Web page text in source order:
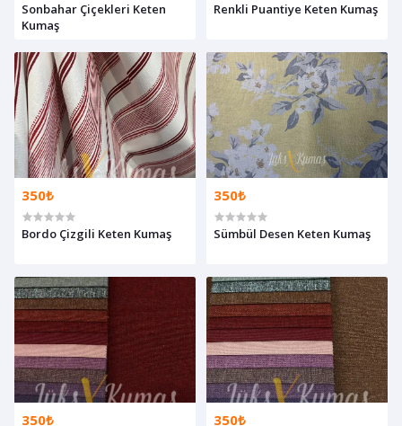
Sonbahar Çiçekleri Keten
Kumaş
Renkli Puantiye Keten Kumaş
350₺
Bordo Çizgili Keten Kumaş
350₺
Sümbül Desen Keten Kumaş
350₺ 350₺